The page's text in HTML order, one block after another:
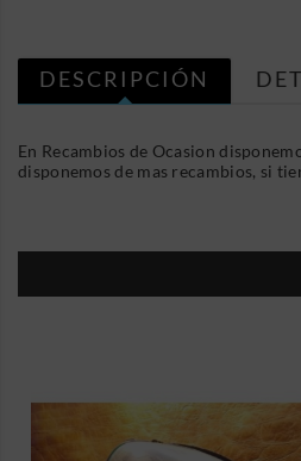
DESCRIPCIÓN
En Recambios de Ocasion
disponemos de mas recambios, si